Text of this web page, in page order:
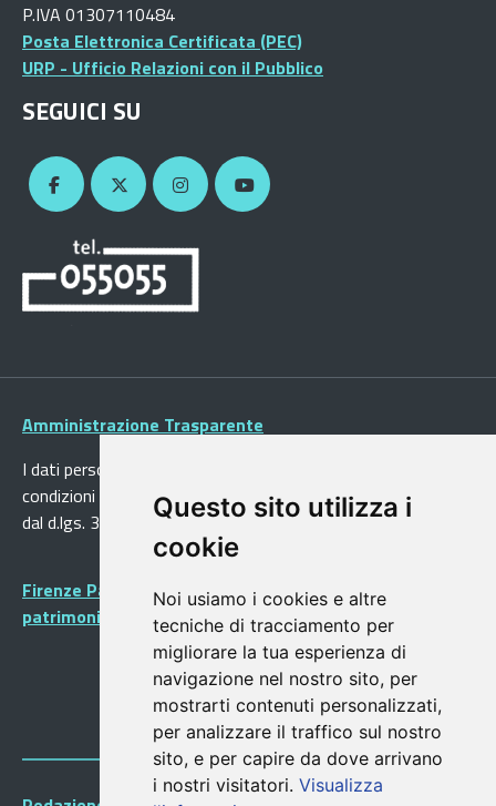
Questo sito utilizza i
cookie
Noi usiamo i cookies e altre
tecniche di tracciamento per
migliorare la tua esperienza di
navigazione nel nostro sito, per
mostrarti contenuti personalizzati,
per analizzare il traffico sul nostro
sito, e per capire da dove arrivano
i nostri visitatori. Visualizza
P.IVA 01307110484
Posta Elettronica Certificata (PEC)
URP - Ufficio Relazioni con il Pubblico
SEGUICI SU
Amministrazione Trasparente
I dati personali pubblicati sono riutilizzabili solo alle
condizioni previste dalla direttiva comunitaria 2003/98/CE e
dal d.lgs. 36/2006
Firenze Patrimonio Mondiale - Centro storico di Firenze
patrimonio dell’Umanità